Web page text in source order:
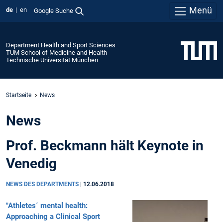
de en Google Suche Menü
Department Health and Sport Sciences
TUM School of Medicine and Health
Technische Universität München
Startseite News
News
Prof. Beckmann hält Keynote in
Venedig
NEWS DES DEPARTMENTS 12.06.2018
"Athletes´ mental health:
Approaching a Clinical Sport